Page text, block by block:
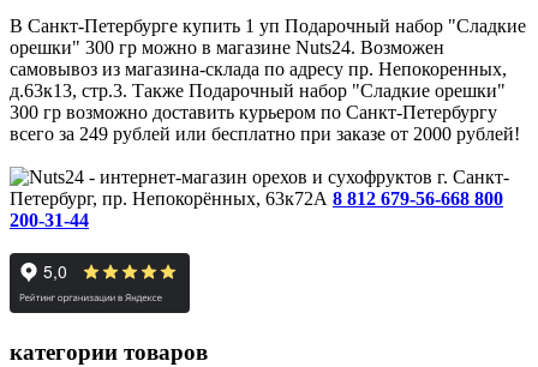
В Санкт-Петербурге купить 1 уп Подарочный набор "Сладкие
орешки" 300 гр можно в магазине Nuts24. Возможен
самовывоз из магазина-склада по адресу пр. Непокоренных,
д.63к13, стр.3. Также Подарочный набор "Сладкие орешки"
300 гр возможно доставить курьером по Санкт-Петербургу
всего за 249 рублей или бесплатно при заказе от 2000 рублей!
г. Санкт-
Петербург, пр. Непокорённых, 63к72А 8 812 679-56-668 800
200-31-44
категории товаров